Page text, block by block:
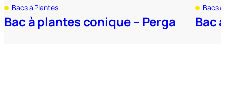
Bacs à Plantes
Bac à plantes conique – Perga
Bacs
Bac